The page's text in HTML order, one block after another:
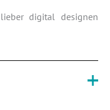
digital designen